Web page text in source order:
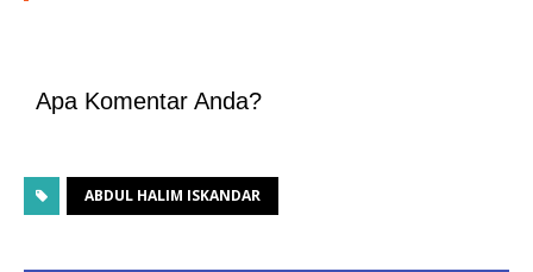
Apa Komentar Anda?
ABDUL HALIM ISKANDAR